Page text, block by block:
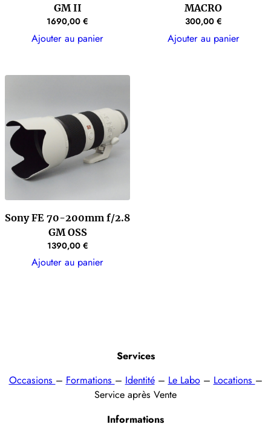
GM II
1690,00€
Ajouter au panier
MACRO
300,00 €
Ajouter au panier
Sony FE 70-200mm f/2.8
GM OSS
1390,00 €
Ajouter au panier
Services
Occasions – Formations – Identité– Le Labo– Locations –
Service après Vente
Informations